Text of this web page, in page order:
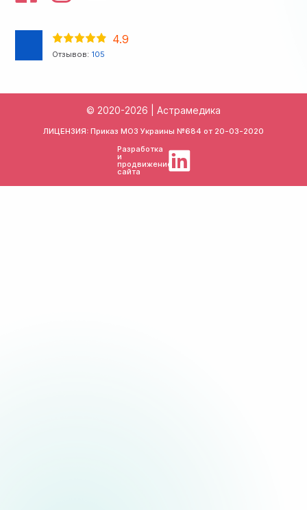
4.9
Отзывов: 105
© 2020-2026 | Астрамедика
ЛИЦЕНЗИЯ: Приказ МОЗ Украины №684 от 20-03-2020
Разработка
и
продвижение
сайта